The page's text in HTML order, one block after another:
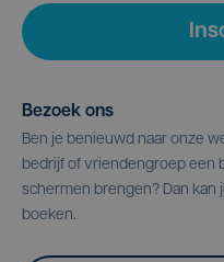
Bezoek ons
Ben je benieuwd naar onze
bedrijf of vriendengroep een
schermen brengen? Dan
boeken.